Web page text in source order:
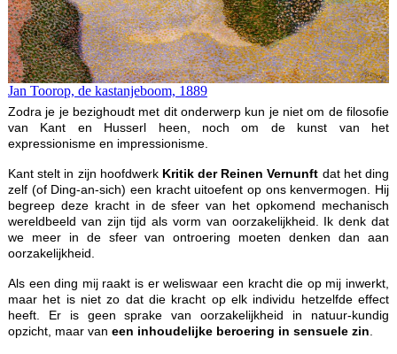
Jan Toorop, de kastanjeboom, 1889
Zodra je je bezighoudt met dit onderwerp kun je niet om de filosofie
van Kant en Husserl heen, noch om de kunst van het
expressionisme en impressionisme.
Kant stelt in zijn hoofdwerk Kritik der Reinen Vernunft dat het ding
zelf (of Ding-an-sich) een kracht uitoefent op ons kenvermogen. Hij
begreep deze kracht in de sfeer van het opkomend mechanisch
wereldbeeld van zijn tijd als vorm van oorzakelijkheid. Ik denk dat
we meer in de sfeer van ontroering moeten denken dan aan
oorzakelijkheid.
Als een ding mij raakt is er weliswaar een kracht die op mij inwerkt,
maar het is niet zo dat die kracht op elk individu hetzelfde effect
heeft. Er is geen sprake van oorzakelijkheid in natuur-kundig
opzicht, maar van een inhoudelijke beroering in sensuele zin